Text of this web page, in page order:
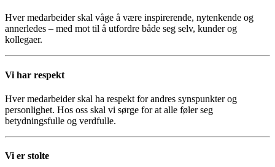
Hver medarbeider skal våge å være inspirerende, nytenkende og
annerledes – med mot til å utfordre både seg selv, kunder og
kollegaer.
Vi har respekt
Hver medarbeider skal ha respekt for andres synspunkter og
personlighet. Hos oss skal vi sørge for at alle føler seg
betydningsfulle og verdfulle.
Vi er stolte